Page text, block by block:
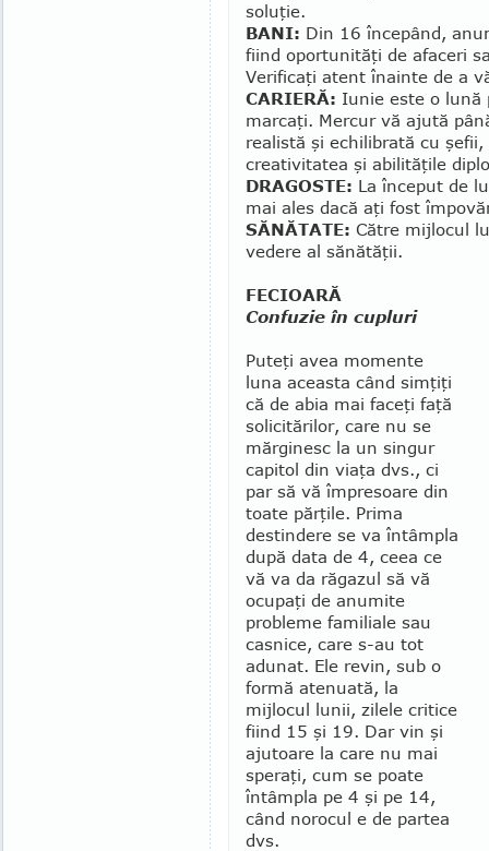
soluţie.
BANI: Din 16 începând,
fiind oportunităţi de afaceri
Ve­rificaţi atent înainte de a
CARIERĂ: Iunie este o
marcaţi. Mercur vă aju­tă
realistă şi echilibrată cu
creativitatea şi abilită­ţile
DRAGOSTE: La început de
mai ales dacă aţi fost
SĂNĂTATE: Către mijlocul
vedere al sănătăţii.
FECIOARĂ
Confuzie în cupluri
Puteţi avea momente
luna aceasta când simţiţi
că de abia mai faceţi faţă
solicitărilor, care nu se
mărginesc la un singur
capitol din viaţa dvs., ci
par să vă împre­soa­re din
toate părţile. Prima
destindere se va întâmpla
după data de 4, ceea ce
vă va da răgazul să vă
ocupaţi de anumite
probleme familiale sau
cas­nice, care s-au tot
adunat. Ele revin, sub o
formă atenuată, la
mijlocul lunii, zilele critice
fiind 15 şi 19. Dar vin şi
ajutoare la care nu mai
spe­raţi, cum se poate
întâmpla pe 4 şi pe 14,
când norocul e de partea
dvs.